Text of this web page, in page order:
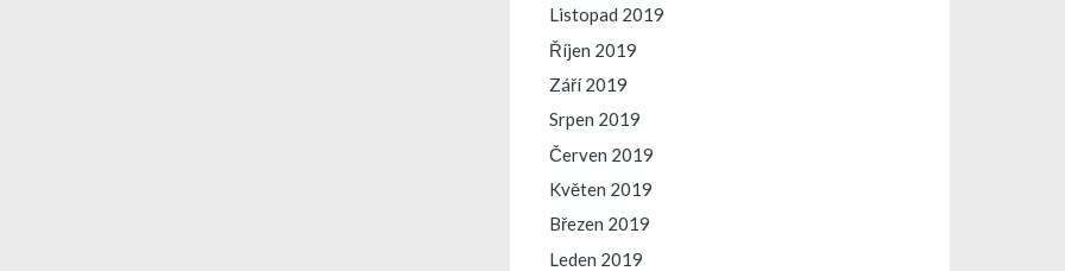
Listopad 2019
Říjen 2019
Září 2019
Srpen 2019
Červen 2019
Květen 2019
Březen 2019
Leden 2019